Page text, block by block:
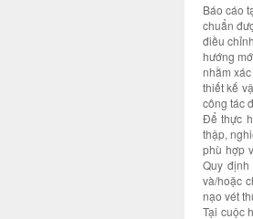
Báo cáo
chuẩn
điều
hướng
nhằm
thiết kế
công tác
Để thực
thập,
phù hợp
Quy
và/hoặc
nạo vét
Tại cuộc